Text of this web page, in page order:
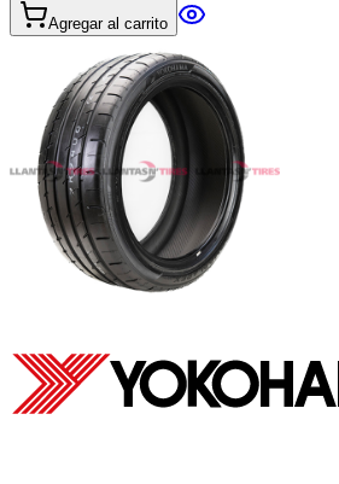
Agregar al carrito